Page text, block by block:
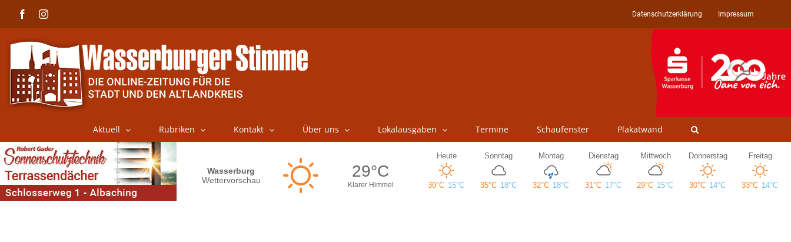
FacebookInstagram Datenschutzerklärung Impressum
Aktuell Rubriken Kontakt Über uns Lokalausgaben Termine Schaufenster Plakatwand